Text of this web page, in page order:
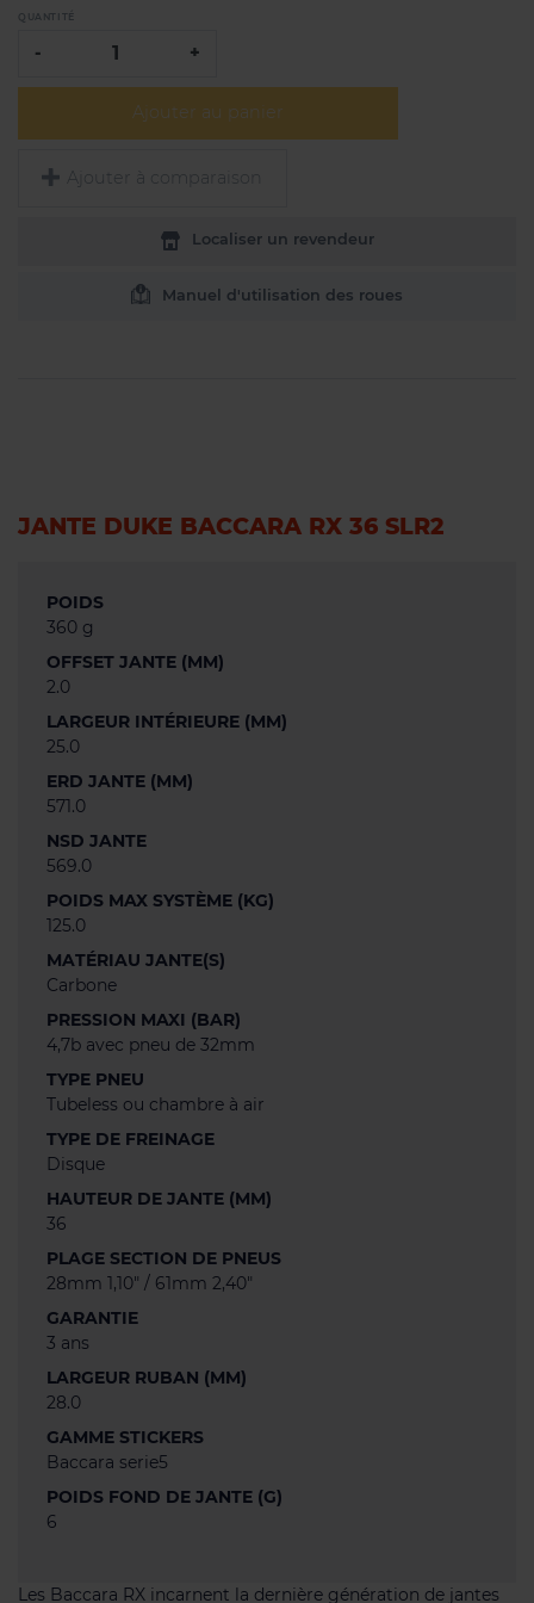
QUANTITÉ
- +
Ajouter au panier
Ajouter à comparaison
Localiser un revendeur
Manuel d'utilisation des roues
JANTE DUKE BACCARA RX 36 SLR2
POIDS
360 g
OFFSET JANTE (MM)
2.0
LARGEUR INTÉRIEURE (MM)
25.0
ERD JANTE (MM)
571.0
NSD JANTE
569.0
POIDS MAX SYSTÈME (KG)
125.0
MATÉRIAU JANTE(S)
Carbone
PRESSION MAXI (BAR)
4,7b avec pneu de 32mm
TYPE PNEU
Tubeless ou chambre à air
TYPE DE FREINAGE
Disque
HAUTEUR DE JANTE (MM)
36
PLAGE SECTION DE PNEUS
28mm 1,10" / 61mm 2,40"
GARANTIE
3 ans
LARGEUR RUBAN (MM)
28.0
GAMME STICKERS
Baccara serie5
POIDS FOND DE JANTE (G)
6
Les Baccara RX incarnent la dernière génération de jantes